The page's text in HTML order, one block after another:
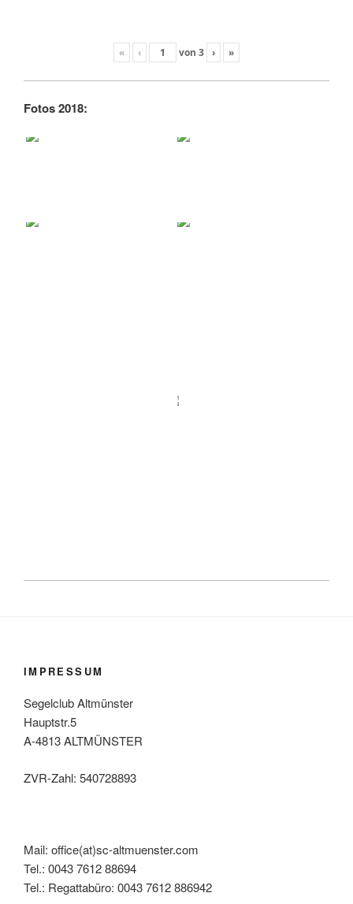
« ‹ von 3 › »
Fotos 2018:
IMPRESSUM
Segelclub Altmünster
Hauptstr.5
A-4813 ALTMÜNSTER
ZVR-Zahl: 540728893
Mail: office(at)sc-altmuenster.com
Tel.: 0043 7612 88694
Tel.: Regattabüro: 0043 7612 886942